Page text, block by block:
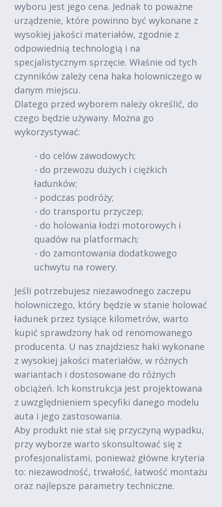
wyboru jest jego cena. Jednak to poważne
urządzenie, które powinno być wykonane z
wysokiej jakości materiałów, zgodnie z
odpowiednią technologią i na
specjalistycznym sprzęcie. Właśnie od tych
czynników zależy cena haka holowniczego w
danym miejscu.
Dlatego przed wyborem należy określić, do
czego będzie używany. Można go
wykorzystywać:
- do celów zawodowych;
- do przewozu dużych i ciężkich
ładunków;
- podczas podróży;
- do transportu przyczep;
- do holowania łodzi motorowych i
quadów na platformach;
- do zamontowania dodatkowego
uchwytu na rowery.
Jeśli potrzebujesz niezawodnego zaczepu
holowniczego, który będzie w stanie holować
ładunek przez tysiące kilometrów, warto
kupić sprawdzony hak od renomowanego
producenta. U nas znajdziesz haki wykonane
z wysokiej jakości materiałów, w różnych
wariantach i dostosowane do różnych
obciążeń. Ich konstrukcja jest projektowana
z uwzględnieniem specyfiki danego modelu
auta i jego zastosowania.
Aby produkt nie stał się przyczyną wypadku,
przy wyborze warto skonsultować się z
profesjonalistami, ponieważ główne kryteria
to: niezawodność, trwałość, łatwość montażu
oraz najlepsze parametry techniczne.